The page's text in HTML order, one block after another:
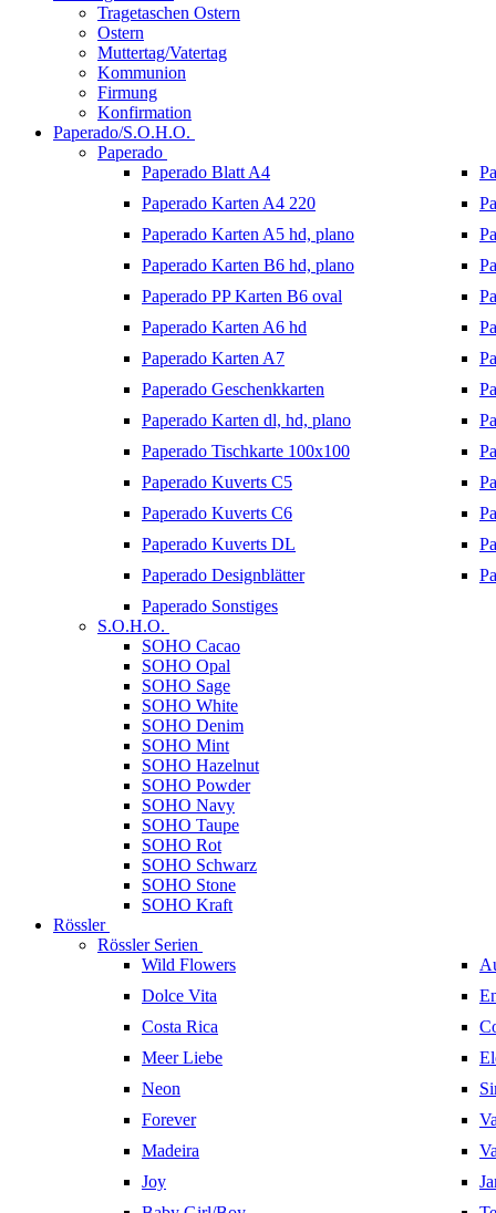
Tragetaschen Ostern
Ostern
Muttertag/Vatertag
Kommunion
Firmung
Konfirmation
Paperado/S.O.H.O.
Paperado
Paperado Blatt A4
Paperado Karten A4 220
Paperado Karten A5 hd, plano
Paperado Karten B6 hd, plano
Paperado PP Karten B6 oval
Paperado Karten A6 hd
Paperado Karten A7
Paperado Geschenkkarten
Paperado Karten dl, hd, plano
Paperado Tischkarte 100x100
Paperado Kuverts C5
Paperado Kuverts C6
Paperado Kuverts DL
Paperado Designblätter
Paperado Sonstiges
S.O.H.O.
SOHO Cacao
SOHO Opal
SOHO Sage
SOHO White
SOHO Denim
SOHO Mint
SOHO Hazelnut
SOHO Powder
SOHO Navy
SOHO Taupe
SOHO Rot
SOHO Schwarz
SOHO Stone
SOHO Kraft
Rössler
Rössler Serien
Wild Flowers
Dolce Vita
Costa Rica
Meer Liebe
Neon
Forever
Madeira
Joy